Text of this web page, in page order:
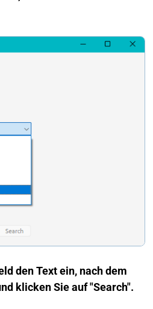
den Text ein, nach dem
klicken Sie auf "Search".